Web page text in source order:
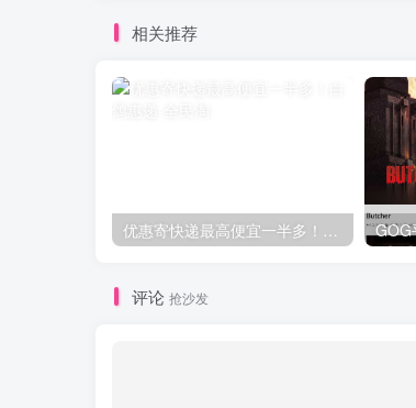
相关推荐
优惠寄快递最高便宜一半多！白鸽惠递
评论 抢沙发